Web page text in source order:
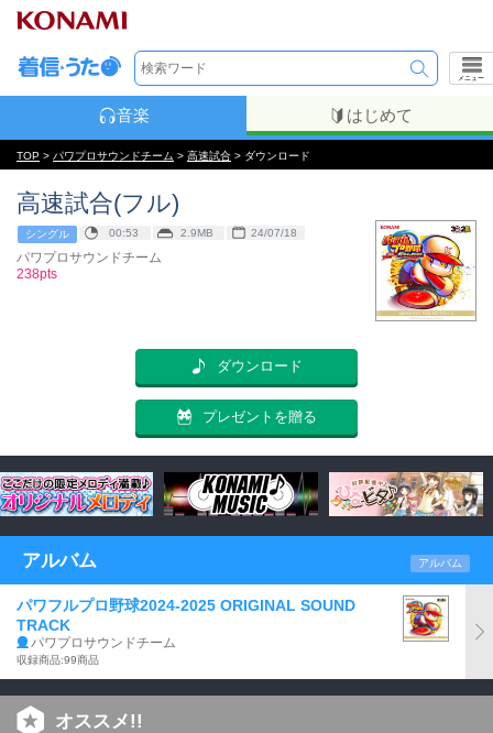
メニュー
音楽 はじめて
TOP > パワプロサウンドチーム > 高速試合 > ダウンロード
高速試合(フル)
シングル 00:53 2.9MB 24/07/18
パワプロサウンドチーム
238pts
ダウンロード
プレゼントを贈る
アルバム アルバム
パワフルプロ野球2024-2025 ORIGINAL SOUND
TRACK
パワプロサウンドチーム
収録商品:99商品
オススメ!!